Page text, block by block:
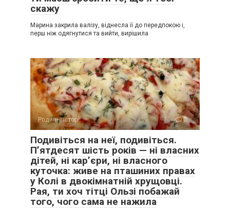
скажу
Марина закрила валізу, віднесла її до передпокою і,
перш ніж одягнутися та вийти, вирішила
Родинні історії 0
Подивіться на неї, подивіться.
П’ятдесят шість років — ні власних
дітей, ні кар’єри, ні власного
куточка: живе на пташиних правах
у Колі в двокімнатній хрущовці.
Рая, ти хоч тітці Ользі побажай
того, чого сама не нажила